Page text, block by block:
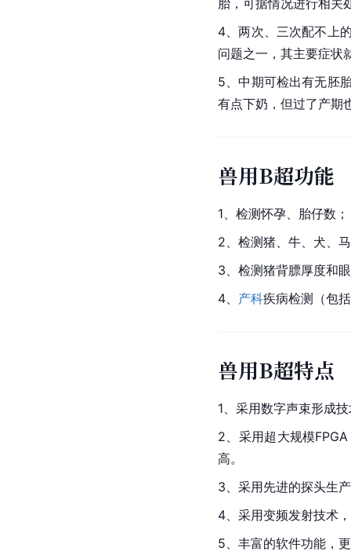
胎，可据情况进行相关
4、两次、三次配不上
问题之一，其主要症状
5、中期可检出有无胚
有点下奶，但过了产期
兽用B超功能
1、检测怀孕、胎仔数；
2、检测猪、牛、犬、
3、检测猪背膘厚度和
4、 产科疾病检测（包括
兽用B超特点
1、采用数字声束形成
2、采用超大规模
高。
3、采用先进的探头生
4、采用变频发射技术
5、丰富的软件功能，